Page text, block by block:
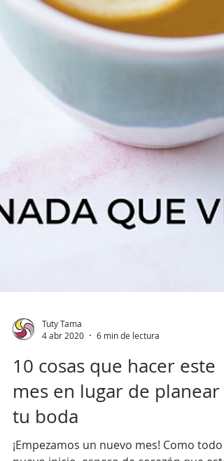
4 abr 2020
6 min de lectura
10 cosas que hacer este
mes en lugar de planear
tu boda